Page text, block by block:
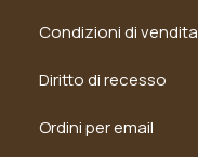
Condizioni di vendita
Diritto di recesso
Ordini per email